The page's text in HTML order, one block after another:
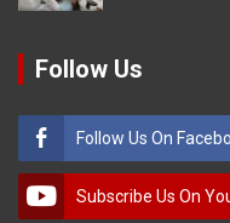
Follow Us
Follow Us On
Subscribe Us On